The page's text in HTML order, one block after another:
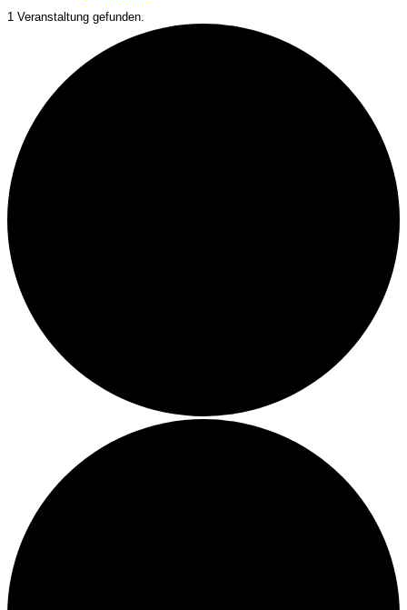
1 Veranstaltung gefunden.